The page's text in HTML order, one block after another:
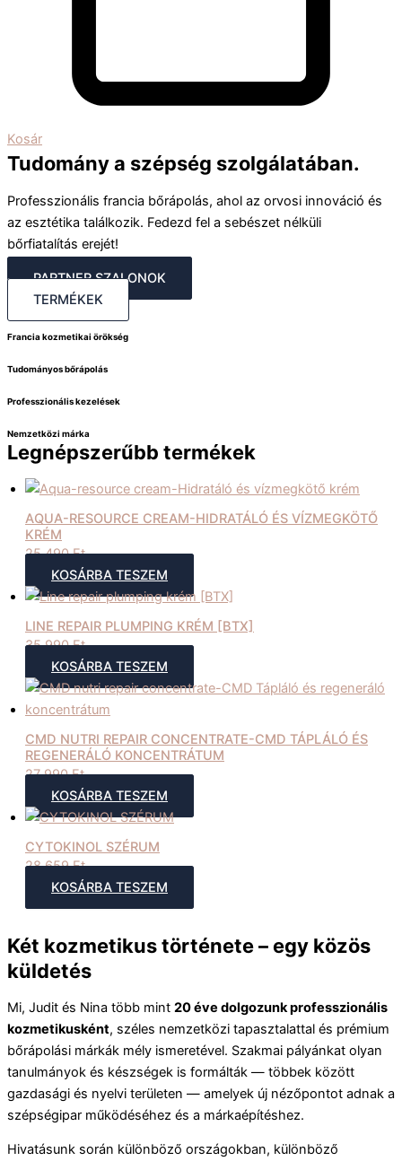
Kosár
Tudomány a szépség szolgálatában.
Professzionális francia bőrápolás, ahol az orvosi innováció és
az esztétika találkozik. Fedezd fel a sebészet nélküli
bőrfiatalítás erejét!
PARTNER SZALONOK
TERMÉKEK
Francia kozmetikai örökség
Tudományos bőrápolás
Professzionális kezelések
Nemzetközi márka
Legnépszerűbb termékek
AQUA-RESOURCE CREAM-HIDRATÁLÓ ÉS VÍZMEGKÖTŐ
KRÉM
25 490Ft
KOSÁRBA TESZEM
LINE REPAIR PLUMPING KRÉM [BTX]
35 990Ft
KOSÁRBA TESZEM
CMD NUTRI REPAIR CONCENTRATE-CMD TÁPLÁLÓ ÉS
REGENERÁLÓ KONCENTRÁTUM
27 990Ft
KOSÁRBA TESZEM
CYTOKINOL SZÉRUM
28 659Ft
KOSÁRBA TESZEM
Két kozmetikus története – egy közös
küldetés
Mi, Judit és Nina több mint 20 éve dolgozunk professzionális
kozmetikusként, széles nemzetközi tapasztalattal és prémium
bőrápolási márkák mély ismeretével. Szakmai pályánkat olyan
tanulmányok és készségek is formálták — többek között
gazdasági és nyelvi területen — amelyek új nézőpontot adnak a
szépségipar működéséhez és a márkaépítéshez.
Hivatásunk során különböző országokban, különböző